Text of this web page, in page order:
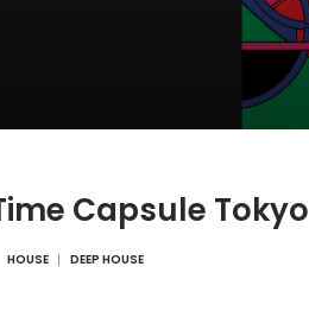
Capsule Tokyo
HOUSE DEEP HOUSE